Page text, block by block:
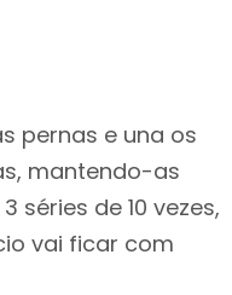
pernas e una os
mantendo-as
séries de 10 vezes,
vai ficar com